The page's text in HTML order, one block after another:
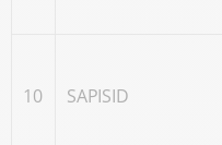
10 SAPISID